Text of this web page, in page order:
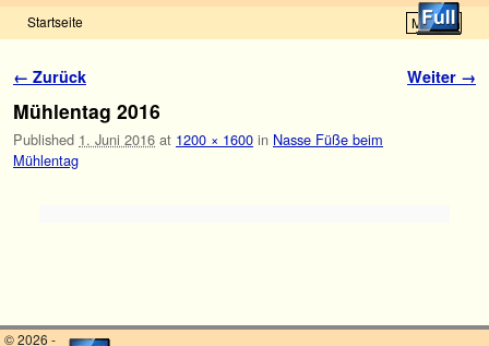
Startseite Menü ↓
Bilder-Navigation
← Zurück Weiter →
Mühlentag 2016
Published 1. Juni 2016 at 1200 × 1600 in Nasse Füße beim
Mühlentag
© 2026 -